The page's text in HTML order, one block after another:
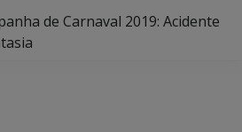
de Carnaval 2019: Acidente